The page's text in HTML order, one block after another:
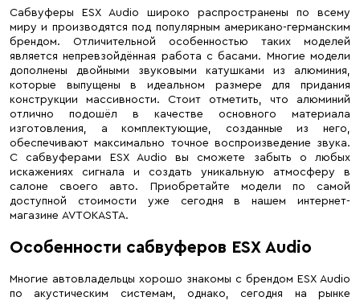
Сабвуферы ESX Audio широко распространены по всему
миру и производятся под популярным американо-германским
брендом. Отличительной особенностью таких моделей
является непревзойдённая работа с басами. Многие модели
дополнены двойными звуковыми катушками из алюминия,
которые выпущены в идеальном размере для придания
конструкции массивности. Стоит отметить, что алюминий
отлично подошёл в качестве основного материала
изготовления, а комплектующие, созданные из него,
обеспечивают максимально точное воспроизведение звука.
С сабвуферами ESX Audio вы сможете забыть о любых
искажениях сигнала и создать уникальную атмосферу в
салоне своего авто. Приобретайте модели по самой
доступной стоимости уже сегодня в нашем интернет-
магазине AVTOKASTA.
Особенности сабвуферов ESX Audio
Многие автовладельцы хорошо знакомы с брендом ESX Audio
по акустическим системам, однако, сегодня на рынке